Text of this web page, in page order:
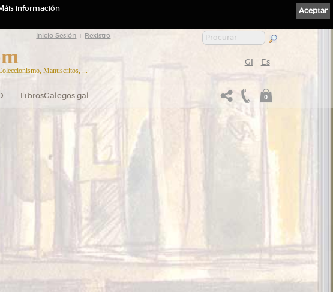
Inicio Sesión Rexistro
Manuscritos, ...
Gl Es
LibrosGalegos.gal 0
Aceptar
información